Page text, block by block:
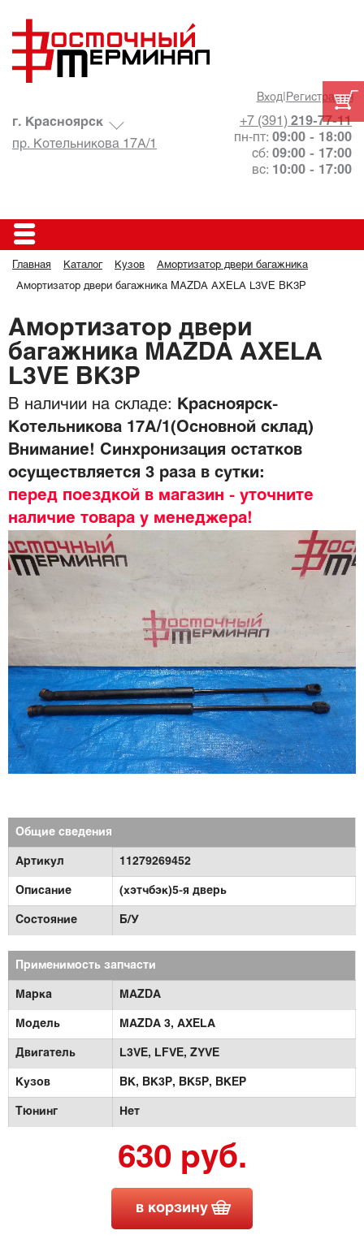
Вход| Регистрация
+7 (391) 219-77-11
пн-пт: 09:00 - 18:00
сб: 09:00 - 17:00
вс: 10:00 - 17:00
г. Красноярск
пр. Котельникова 17А/1
Главная Каталог Кузов Амортизатор двери багажника
Амортизатор двери багажника MAZDA AXELA L3VE BK3P
Амортизатор двери
багажника MAZDA AXELA
L3VE BK3P
В наличии на складе:
Красноярск-
Котельникова 17А/1(Основной склад)
Внимание! Синхронизация остатков
осуществляется 3 раза в сутки:
перед поездкой в магазин - уточните
наличие товара у менеджера!
Общие сведения
Артикул 11279269452
Описание (хэтчбэк)5-я дверь
Состояние Б/У
Применимость запчасти
Марка MAZDA
Модель MAZDA 3, AXELA
Двигатель L3VE, LFVE, ZYVE
Кузов BK, BK3P, BK5P, BKEP
Тюнинг Нет
630 руб.
в корзину